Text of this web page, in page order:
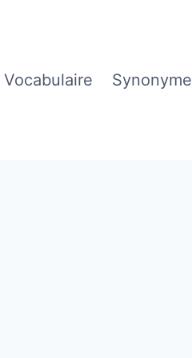
Vocabulaire Synonyme